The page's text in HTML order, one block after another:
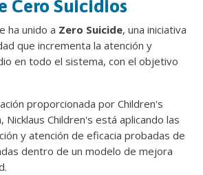
Cero Suicidios
ha unido a Zero Suicide, una iniciativa
que incrementa la atención y
en todo el sistema, con el objetivo
proporcionada por Children's
Nicklaus Children's está aplicando las
y atención de eficacia probadas de
dentro de un modelo de mejora